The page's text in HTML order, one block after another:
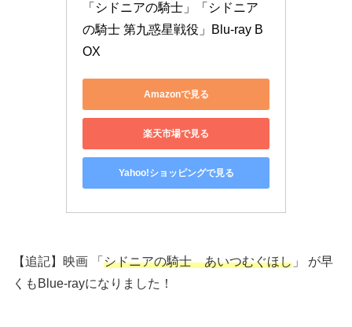
「シドニアの騎士」「シドニア
の騎士 第九惑星戦役」Blu-ray B
OX
Amazonで見る
楽天市場で見る
Yahoo!ショッピングで見る
【追記】映画 「 シドニアの騎士 あいつむぐほし 」 が早
くもBlue-rayになりました！